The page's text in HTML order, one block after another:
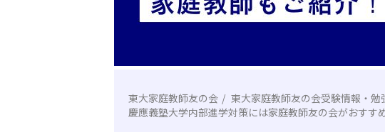
東大家庭教師友の会 東大家庭教師友の会受験情報・勉
慶應義塾大学内部進学対策には家庭教師友の会がおすす